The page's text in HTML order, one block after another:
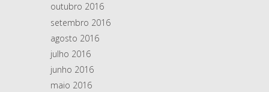
outubro 2016
setembro 2016
agosto 2016
julho 2016
junho 2016
maio 2016